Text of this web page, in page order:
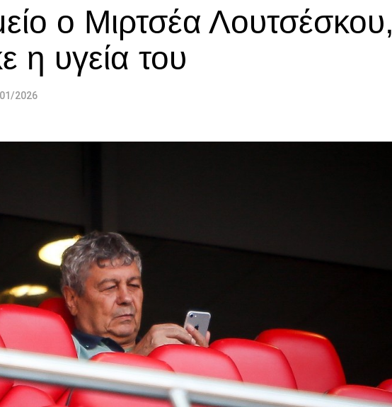
ο Μιρτσέα Λουτσέσκου,
η υγεία του
2026